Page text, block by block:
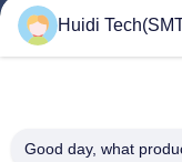
Продукция
Ролики
Наша Фабрика
Huidi
Good day, what